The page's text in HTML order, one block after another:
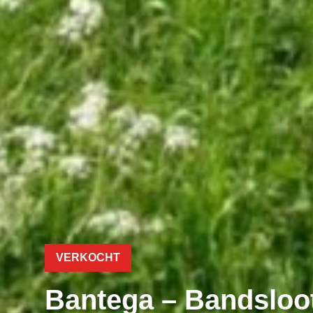
VERKOCHT
Bantega –